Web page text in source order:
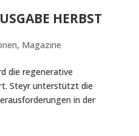
HERBST
, Magazine
die regenerative
Steyr unterstützt die
in der